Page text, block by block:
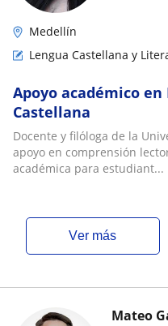
Medellín
Lengua Castellana y
Apoyo académico
Castellana
Docente y filóloga de la
apoyo en comprensión
académica para estudiant...
ver más
Mateo